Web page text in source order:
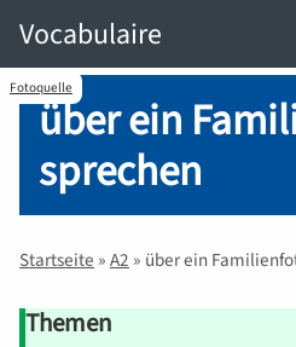
Vocabulaire
Fotoquelle
über ein
sprechen
Startseite » A2 » über ein
Themen